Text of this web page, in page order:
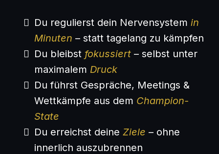
Du regulierst dein Nervensystem in
Minuten – statt tagelang zu kämpfen
Du bleibst fokussiert – selbst unter
maximalem Druck
Du führst Gespräche, Meetings &
Wettkämpfe aus dem Champion-
State
Du erreichst deine Ziele – ohne
innerlich auszubrennen